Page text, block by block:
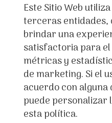
Este Sitio Web
terceras entidades,
brindar una
satisfactoria para
métricas y
de marketing. Si el
acuerdo con alguna
puede personalizar
esta política.